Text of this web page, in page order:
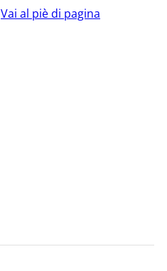
Vai al piè di pagina